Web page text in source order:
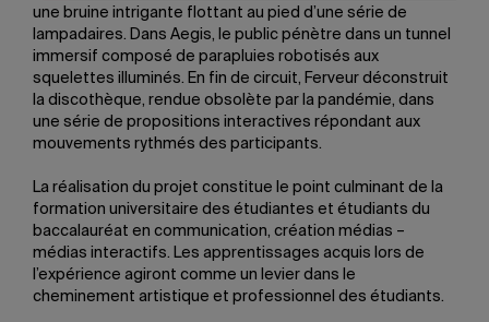
une bruine intrigante flottant au pied d’une série de
lampadaires. Dans Aegis, le public pénètre dans un tunnel
immersif composé de parapluies robotisés aux
squelettes illuminés. En fin de circuit, Ferveur déconstruit
la discothèque, rendue obsolète par la pandémie, dans
une série de propositions interactives répondant aux
mouvements rythmés des participants.
La réalisation du projet constitue le point culminant de la
formation universitaire des étudiantes et étudiants du
baccalauréat en communication, création médias –
médias interactifs. Les apprentissages acquis lors de
l’expérience agiront comme un levier dans le
cheminement artistique et professionnel des étudiants.